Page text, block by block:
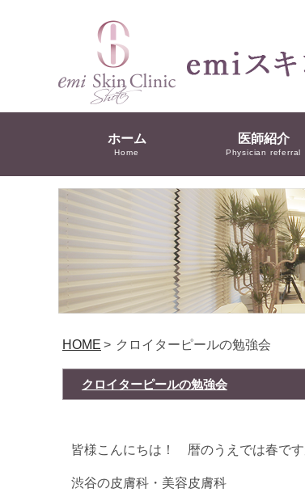
ホーム
Home
医師紹介
Physician referral
HOME > クロイターピールの勉強会
クロイターピールの勉強会
皆様こんにちは！ 暦のうえでは春で
渋谷の皮膚科・美容皮膚科